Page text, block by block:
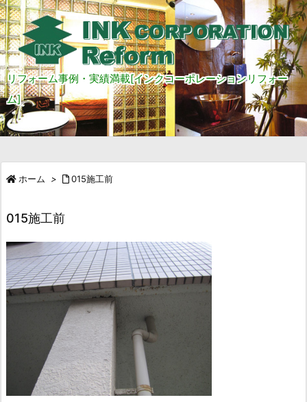
リフォーム事例・実績満載[インクコーポレーションリフォー
ム]
ホーム > 015施工前
015施工前